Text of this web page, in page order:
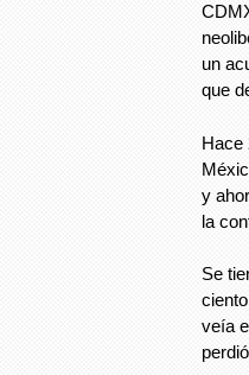
un
que
Hace
y
la
Se
veía